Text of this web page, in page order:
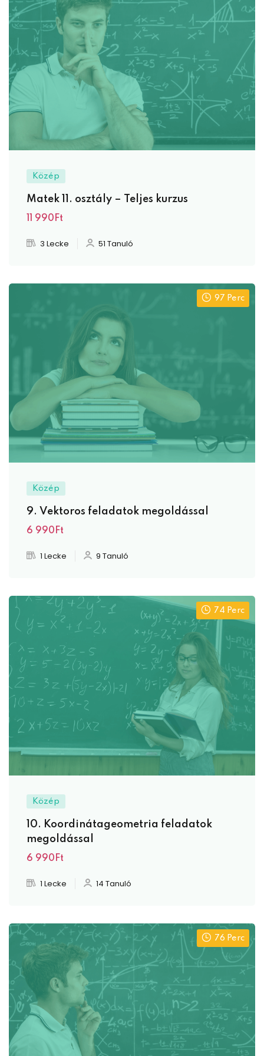
Közép
Matek 11. osztály – Teljes kurzus
11 990Ft
3 Lecke 51 Tanuló
97 Perc
Közép
9. Vektoros feladatok megoldással
6 990Ft
1 Lecke 9 Tanuló
74 Perc
Közép
10. Koordinátageometria feladatok
megoldással
6 990Ft
1 Lecke 14 Tanuló
76 Perc